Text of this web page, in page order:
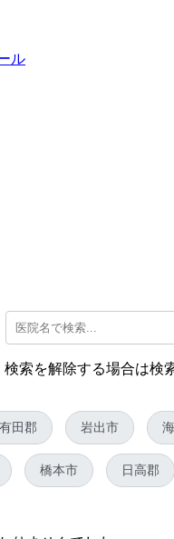
ル
索を解除する場合は検
有田郡 岩出市
橋本市 日高郡